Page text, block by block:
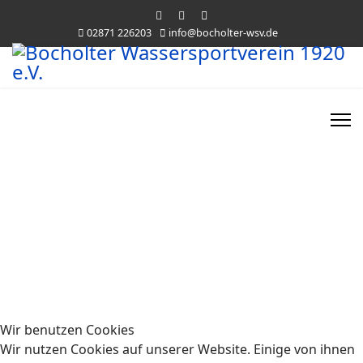
02871 226203 info@bocholter-wsv.de
Wir benutzen Cookies
Wir nutzen Cookies auf unserer Website. Einige von ihnen